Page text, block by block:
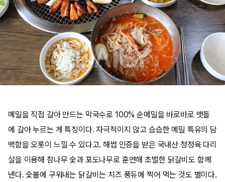
메밀을 직접 갈아 만드는 막국수로 100% 순메밀을 바로바로 맷돌
에 갈아 누르는 게 특징이다. 자극적이지 않고 슴슴한 메밀 특유의 담
백함을 오롯이 느낄 수 있다고. 해썹 인증을 받은 국내산 청정육 다리
살을 이용해 참나무 숯과 포도나무로 훈연해 초벌한 닭갈비도 함께
낸다. 숯불에 구워내는 닭갈비는 치즈 퐁듀에 찍어 먹는 것도 별미다.